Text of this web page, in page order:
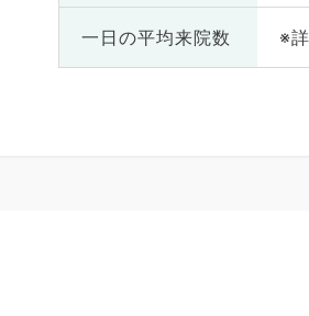
一日の平均来院数 ※